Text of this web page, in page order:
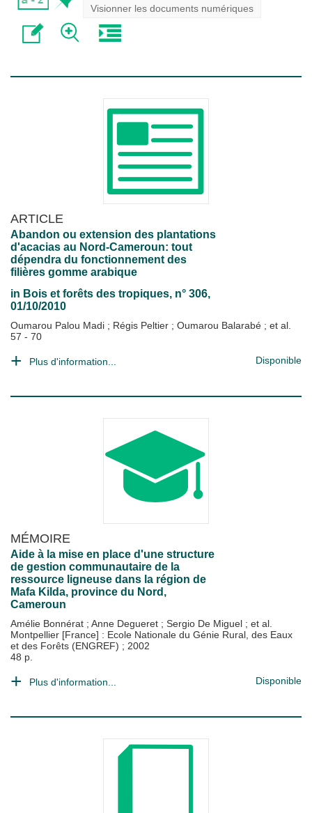
Visionner les documents numériques
ARTICLE
Abandon ou extension des plantations
d'acacias au Nord-Cameroun: tout
dépendra du fonctionnement des
filières gomme arabique
in Bois et forêts des tropiques, n° 306,
01/10/2010
Oumarou Palou Madi ; Régis Peltier ; Oumarou Balarabé ; et al.
57 - 70
Plus d'information... Disponible
MÉMOIRE
Aide à la mise en place d'une structure
de gestion communautaire de la
ressource ligneuse dans la région de
Mafa Kilda, province du Nord,
Cameroun
Amélie Bonnérat ; Anne Degueret ; Sergio De Miguel ; et al.
Montpellier [France] : Ecole Nationale du Génie Rural, des Eaux
et des Forêts (ENGREF) ; 2002
48 p.
Plus d'information... Disponible